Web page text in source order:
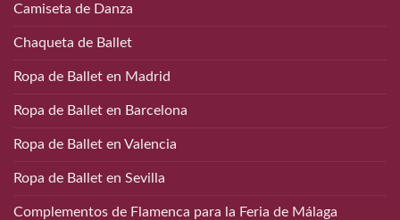
Camiseta de Danza
Chaqueta de Ballet
Ropa de Ballet en Madrid
Ropa de Ballet en Barcelona
Ropa de Ballet en Valencia
Ropa de Ballet en Sevilla
Complementos de Flamenca para la Feria de Málaga